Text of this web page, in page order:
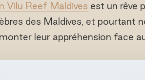
Vilu Reef Maldives est un rêve
des Maldives, et pourtant
leur appréhension face